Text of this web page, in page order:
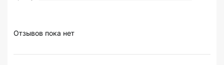
Отзывов пока нет